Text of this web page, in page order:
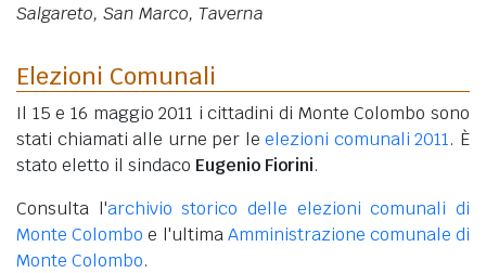
Salgareto, San Marco, Taverna
Elezioni Comunali
Il 15 e 16 maggio 2011 i cittadini di Monte Colombo sono
stati chiamati alle urne per leelezioni comunali 2011. È
stato eletto il sindaco Eugenio Fiorini.
Consulta l'archivio storico delle elezioni comunali di
Monte Colombo e l'ultimaAmministrazione comunale di
Monte Colombo.